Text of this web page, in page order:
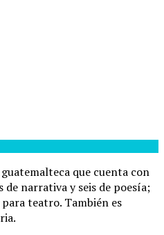
que cuenta con
narrativa y seis de poesía;
teatro. También es